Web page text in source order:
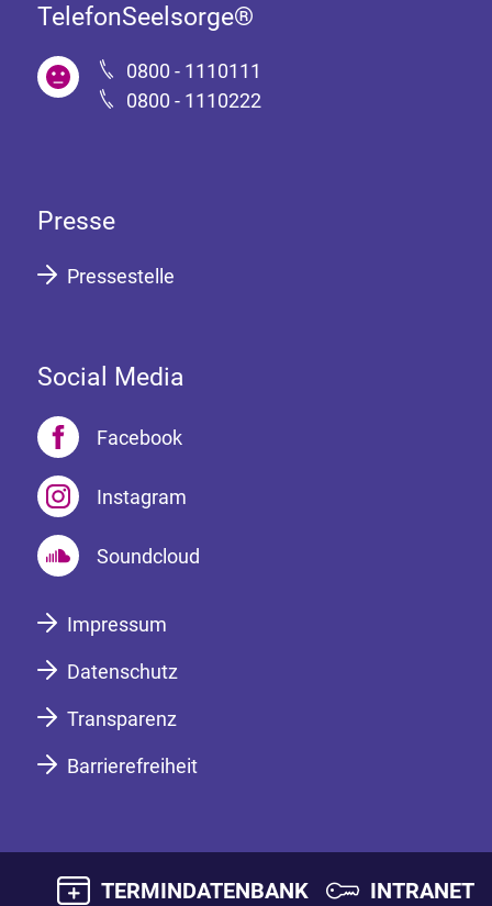
TelefonSeelsorge®
0800 - 1110111
0800 - 1110222
Presse
Pressestelle
Social Media
Facebook
Instagram
Soundcloud
Impressum
Datenschutz
Transparenz
Barrierefreiheit
TERMINDATENBANK INTRANET